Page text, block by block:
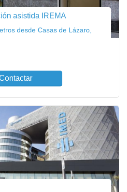
asistida IREMA
desde Casas de Lázaro,